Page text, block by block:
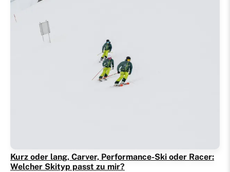
Kurz oder lang, Carver, Performance-Ski oder Racer:
Welcher Skityp passt zu mir?